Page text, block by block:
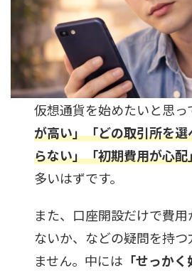
仮想通貨を始めたいと思っ
が高い」「どの取引所を
らない」「初期費用が心配
多いはずです。
また、口座開設だけで費
ないか、などの疑問を持つ
ません。中には 「せっか